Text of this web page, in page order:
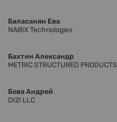
Баласанян Ева
NABIX Technologies
Бахтин Александр
METRIC STRUCTURED PRODUCTS
Бова Андрей
DIZI LLC